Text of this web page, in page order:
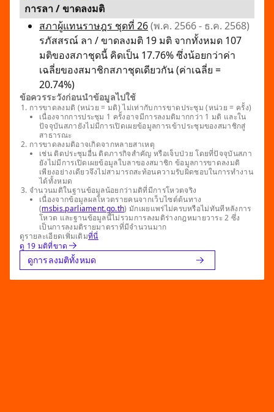
การลา / ขาดลงมติ
สภาผู้แทนราษฎร ชุดที่ 26(พ.ค. 2566 - ธ.ค. 2568)
รภัสสรณ์ ลา / ขาดลงมติ 19 มติ จากทั้งหมด 107
มติของสภาชุดนี้ คิดเป็น 17.76% ซึ่งน้อยกว่าค่า
เฉลี่ยของสมาชิกสภาชุดเดียวกัน (ค่าเฉลี่ย =
20.74%)
ข้อควรระวังก่อนนำข้อมูลไปใช้
การขาดลงมติ (หน่วย = มติ) ไม่เท่ากับการขาดประชุม (หน่วย = ครั้ง)
เนื่องจากการประชุม 1 ครั้งอาจมีการลงมติมากกว่า 1 มติ และใน
ปัจจุบันสภายังไม่มีการเปิดเผยข้อมูลการเข้าประชุมของสมาชิกสู่
สาธารณะ
การขาดลงมติอาจเกิดจากหลายสาเหตุ
เช่น ติดประชุมอื่น ติดภารกิจสำคัญ หรือเจ็บป่วย โดยที่ปัจจุบันสภา
ยังไม่มีการเปิดเผยข้อมูลใบลาของสมาชิก ข้อมูลการขาดลงมติ
เพียงอย่างเดียวจึงไม่สามารถสะท้อนความรับผิดชอบในการทำงาน
ได้ทั้งหมด
จำนวนมติในฐานข้อมูลน้อยกว่ามติที่มีการโหวตจริง
เนื่องจากข้อมูลผลโหวตรายคนจากเว็บไซต์ต้นทาง
(msbis.parliament.go.th) มักเผยแพร่ไม่ครบหรือไม่ทันทีหลังการ
โหวต และฐานข้อมูลนี้ไม่รวมการลงมติร่างกฎหมายวาระ 2 ซึ่ง
เป็นการลงมติรายมาตราที่มีจำนวนมาก
ดูรายละเอียดเพิ่มเติมที่นี่
ดู 19 มติที่ขาด
ดูการลงมติทั้งหมด